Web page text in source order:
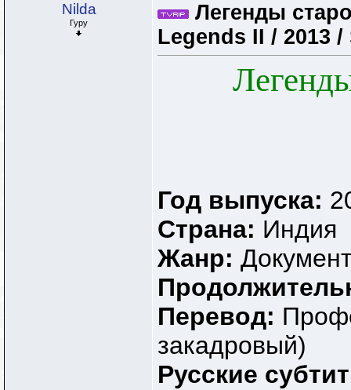
Nilda
Гуру
Легенды
Legends II / 2013 /
Год выпуска:
Страна: Индия
Жанр:
Перевод:
закадровый)
Русские